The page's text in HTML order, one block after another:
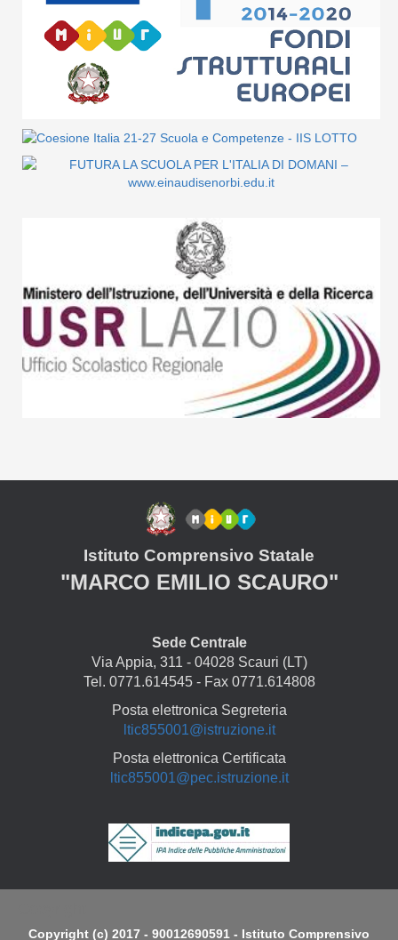
Istituto Comprensivo Statale
"MARCO EMILIO SCAURO"
Sede Centrale
Via Appia, 311 - 04028 Scauri (LT)
Tel. 0771.614545 - Fax 0771.614808
Posta elettronica Segreteria
ltic855001@istruzione.it
Posta elettronica Certificata
ltic855001@pec.istruzione.it
Copyright (c) 2017 - 90012690591 - Istituto Comprensivo